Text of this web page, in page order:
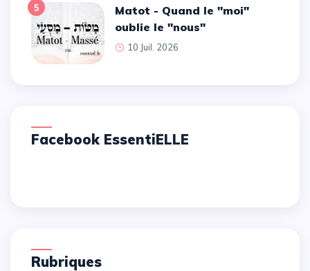
5
Matot - Quand le ''moi''
oublie le ''nous''
10 Juil. 2026
Facebook EssentiELLE
Rubriques